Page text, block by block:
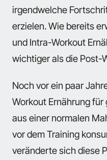
irgendwelche
erzielen. Wie bereits
und Intra-Workout
wichtiger als die Post-
Noch vor ein paar
Workout Ernährung
aus einer normalen
vor dem Training
veränderte sich diese